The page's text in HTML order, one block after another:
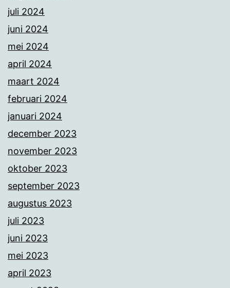
juli 2024
juni 2024
mei 2024
april 2024
maart 2024
februari 2024
januari 2024
december 2023
november 2023
oktober 2023
september 2023
augustus 2023
juli 2023
juni 2023
mei 2023
april 2023